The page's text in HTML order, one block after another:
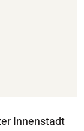
Innenstadt